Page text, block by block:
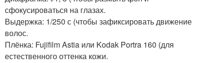
сфокусироваться на глазах.
Выдержка: 1/250 с (чтобы зафиксировать движение
волос.
Плёнка: Fujifilm Astia или Kodak Portra 160 (для
естественного оттенка кожи.